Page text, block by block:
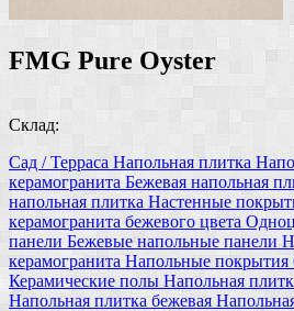
FMG Pure Oyster
Склад:
Сад / Терраса Напольная плитка
керамогранита Бежевая напольная
напольная плитка Настенные
керамогранита бежевого цвета
панели Бежевые напольные панели
керамогранита Напольные покрытия
Керамические полы Напольная
Напольная плитка бежевая